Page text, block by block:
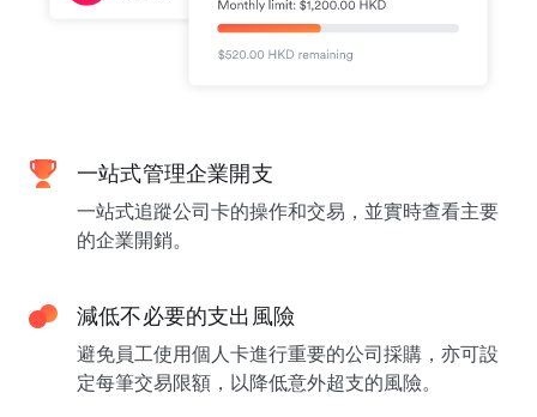
一站式管理企業開支
一站式追蹤公司卡的操作和交易，並實時查看主要
的企業開銷。
減低不必要的支出風險
避免員工使用個人卡進行重要的公司採購，亦可設
定每筆交易限額，以降低意外超支的風險。